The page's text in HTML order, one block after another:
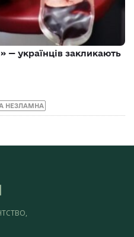
— українців закликають
НЕЗЛАМНА